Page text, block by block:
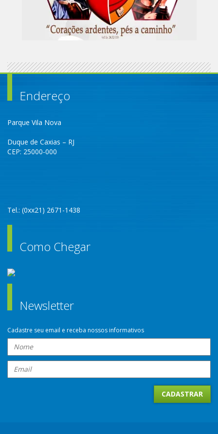
Endereço
Parque Vila Nova
Duque de Caxias – RJ
CEP: 25000-000
Tel.: (0xx21) 2671-1438
Como Chegar
Newsletter
Cadastre seu email e receba nossos informativos